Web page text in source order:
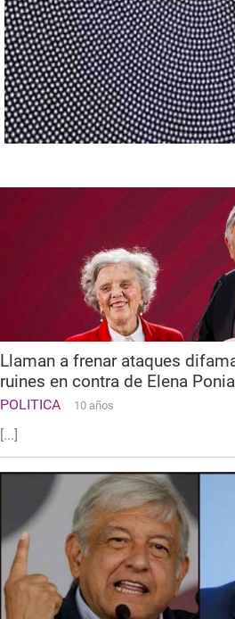
Llaman a frenar ataques
ruines en contra de Elena
POLITICA 10 años
[...]